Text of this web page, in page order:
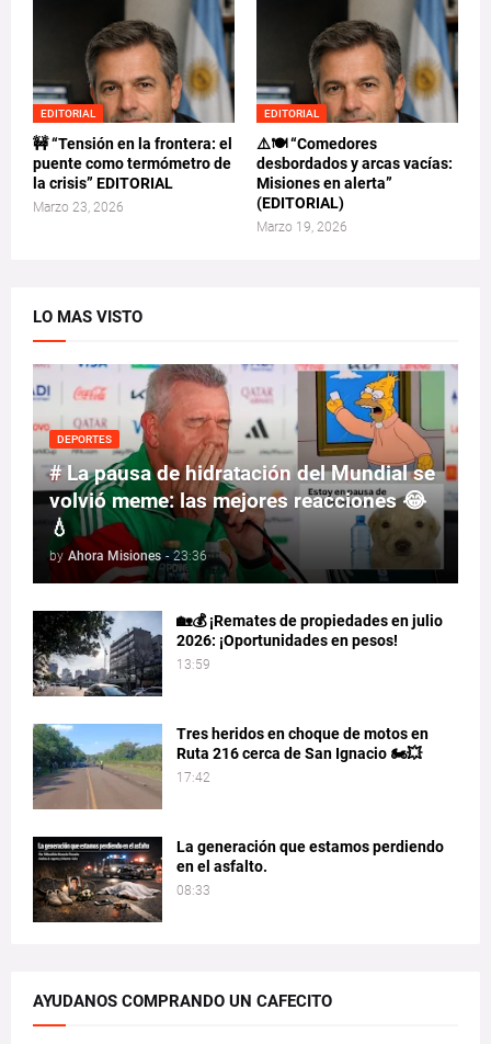
EDITORIAL
🚧 “Tensión en la frontera: el
puente como termómetro de
la crisis” EDITORIAL
Marzo 23, 2026
EDITORIAL
⚠️🍽️ “Comedores
desbordados y arcas vacías:
Misiones en alerta”
(EDITORIAL)
Marzo 19, 2026
LO MAS VISTO
DEPORTES
# La pausa de hidratación del Mundial se
volvió meme: las mejores reacciones 😂
💧
by Ahora Misiones - 23:36
🏡💰 ¡Remates de propiedades en julio
2026: ¡Oportunidades en pesos!
13:59
Tres heridos en choque de motos en
Ruta 216 cerca de San Ignacio 🏍️💥
17:42
La generación que estamos perdiendo
en el asfalto.
08:33
AYUDANOS COMPRANDO UN CAFECITO